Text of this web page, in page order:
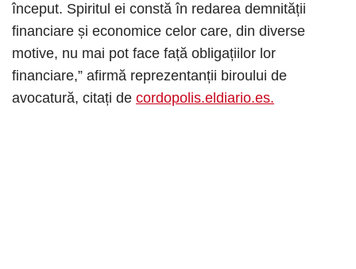
început. Spiritul ei constă în redarea demnității
financiare și economice celor care, din diverse
motive, nu mai pot face față obligațiilor lor
financiare,” afirmă reprezentanții biroului de
avocatură, citați de cordopolis.eldiario.es.